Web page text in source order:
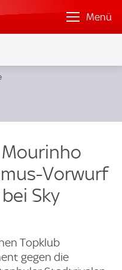
Menü
Vorwurf
Sky
Topklub
gegen die